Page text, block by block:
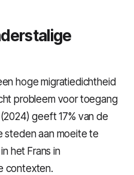
hoge migratiedichtheid
probleem voor toegang
geeft 17% van de
steden aan moeite te
het Frans in
contexten.